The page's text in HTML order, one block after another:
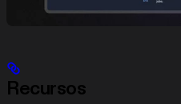
Recursos